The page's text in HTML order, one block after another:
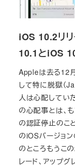
iOS 10.2リ
10.1とiOS
Appleは去る12
して特に脱獄（
人は心配してい
の心配事とは、
の認証停止のこ
のiOSバージョ
のところもうこ
レード、アップ